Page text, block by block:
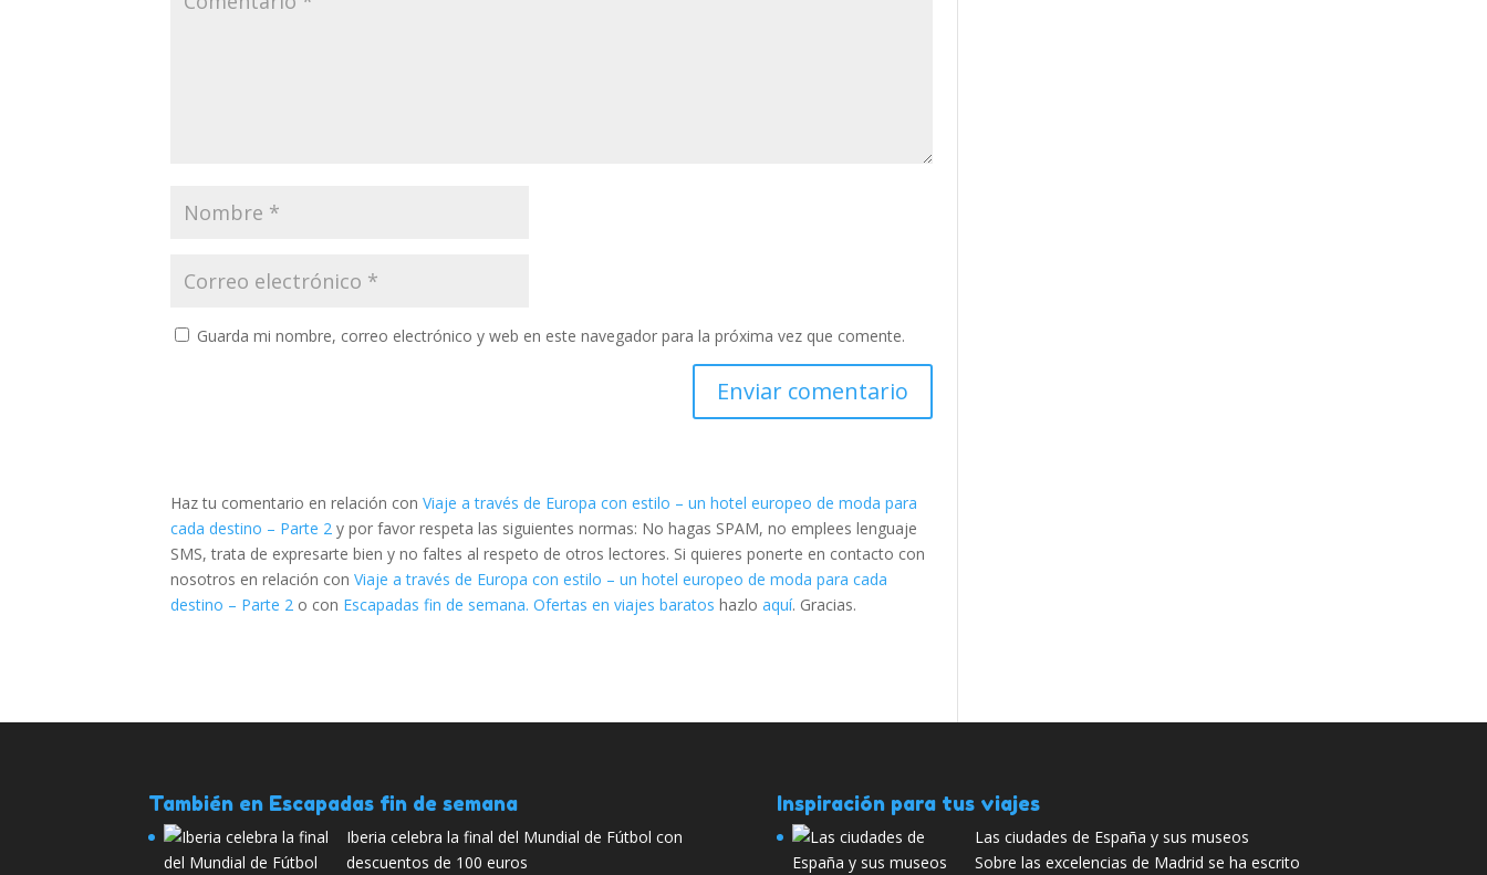
Guarda mi nombre, correo electrónico y web en este navegador para la próxima vez que comente.
Haz tu comentario en relación conViaje a través de Europa con estilo – un hotel europeo de moda para
cada destino – Parte 2 y por favor respeta las siguientes normas: No hagas SPAM, no emplees lenguaje
SMS, trata de expresarte bien y no faltes al respeto de otros lectores. Si quieres ponerte en contacto con
nosotros en relación conViaje a través de Europa con estilo – un hotel europeo de moda para cada
destino – Parte 2 o con Escapadas fin de semana. Ofertas en viajes baratos hazloaquí. Gracias.
También en Escapadas fin de semana
Iberia celebra la final del Mundial de Fútbol con
descuentos de 100 euros
Inspiración para tus viajes
Las ciudades de España y sus museos
Sobre las excelencias de Madrid se ha escrito